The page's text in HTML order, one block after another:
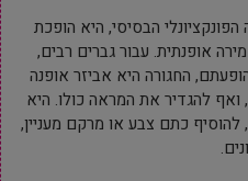
הבסיסי, היא הופכת
אופנתית. עבור גברים רבים,
החגורה היא אביזר אופנה
להגדיר את המראה כולו. היא
להוסיף כתם צבע או מרקם מעניין,